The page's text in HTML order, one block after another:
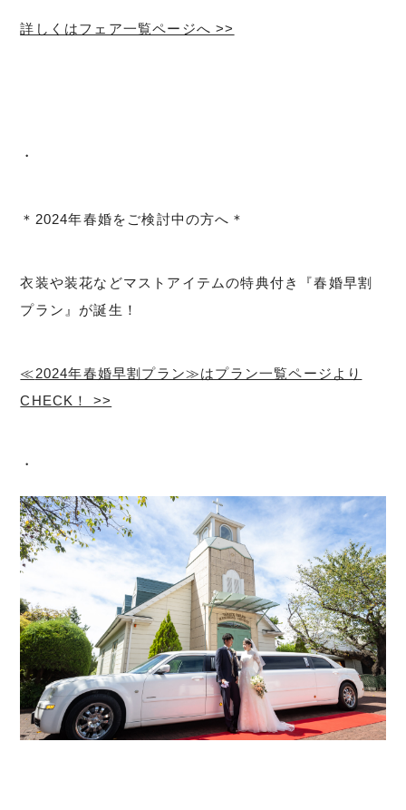
詳しくはフェア一覧ページへ >>
・
＊2024年春婚をご検討中の方へ＊
衣装や装花などマストアイテムの特典付き『春婚早割
プラン』が誕生！
≪2024年春婚早割プラン≫はプラン一覧ページより
CHECK！ >>
・